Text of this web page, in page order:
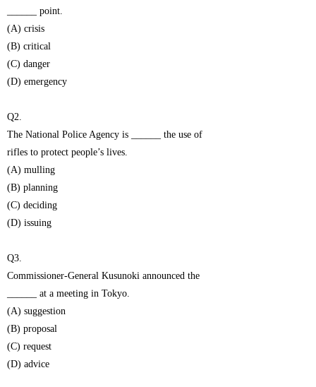
______ point.
(A) crisis
(B) critical
(C) danger
(D) emergency
Q2.
The National Police Agency is ______ the use of
rifles to protect people’s lives.
(A) mulling
(B) planning
(C) deciding
(D) issuing
Q3.
Commissioner-General Kusunoki announced the
______ at a meeting in Tokyo.
(A) suggestion
(B) proposal
(C) request
(D) advice